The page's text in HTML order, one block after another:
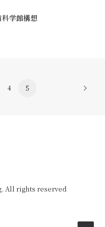
学館構想
4 5
All rights reserved